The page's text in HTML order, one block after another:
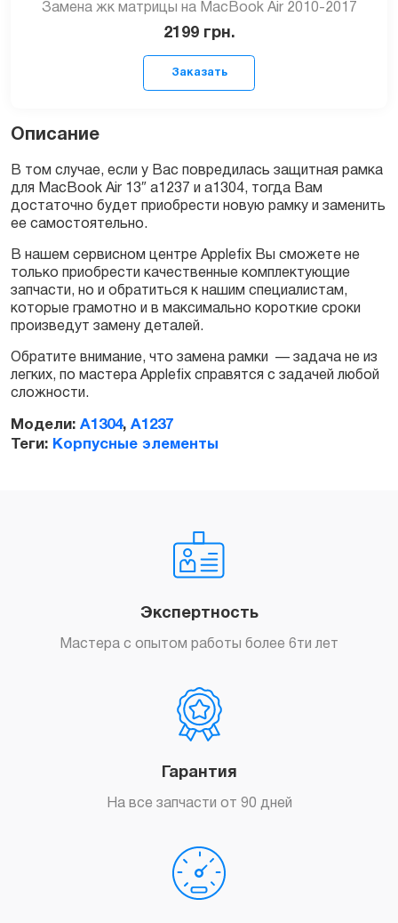
Замена жк матрицы на MacBook Air 2010-2017
2199 грн.
Заказать
Описание
В том случае, если у Вас повредилась защитная рамка
для MacBook Air 13″ a1237 и a1304, тогда Вам
достаточно будет приобрести новую рамку и заменить
ее самостоятельно.
В нашем сервисном центре Applefix Вы сможете не
только приобрести качественные комплектующие
запчасти, но и обратиться к нашим специалистам,
которые грамотно и в максимально короткие сроки
произведут замену деталей.
Обратите внимание, что замена рамки — задача не из
легких, по мастера Applefix справятся с задачей любой
сложности.
Модели: A1304, A1237
Теги: Корпусные элементы
Экспертность
Мастера с опытом работы более 6ти лет
Гарантия
На все запчасти от 90 дней